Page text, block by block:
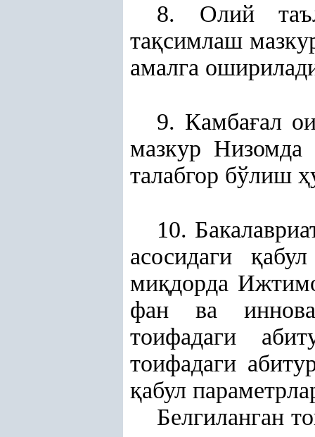
8. Олий
тақсимлаш
амалга
9. Камбағал
мазкур Низомда
талабгор бўлиш ҳ
10.
асосидагиқ
миқдорда
фан ва
тоифадаги
тоифадаги
қабул
Белгиланган